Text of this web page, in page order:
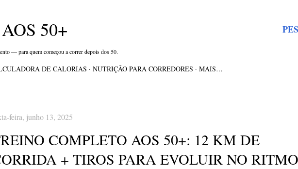
50+
— para quem começou a correr depois dos 50.
DE CALORIAS NUTRIÇÃO PARA CORREDORES MAIS…
feira, junho 13, 2025
COMPLETO AOS 50+: 12 KM DE
+ TIROS PARA EVOLUIR NO RITMO